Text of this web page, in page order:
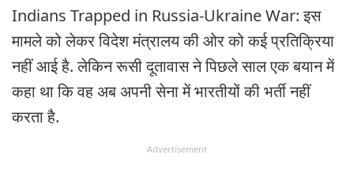
Indians Trapped in Russia-Ukraine War: इस
मामले को लेकर विदेश मंत्रालय की ओर को कई प्रतिक्रिया
नहीं आई है. लेकिन रूसी दूतावास ने पिछले साल एक बयान में
कहा था कि वह अब अपनी सेना में भारतीयों की भर्ती नहीं
करता है.
Advertisement